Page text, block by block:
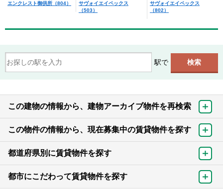
エンクレスト御供所（804）
サヴォイエイペックス
（503）
サヴォイエイペックス
（802）
駅で
この建物の情報から、建物アーカイブ物件を再検索
この物件の情報から、現在募集中の賃貸物件を探す
都道府県別に賃貸物件を探す
都市にこだわって賃貸物件を探す